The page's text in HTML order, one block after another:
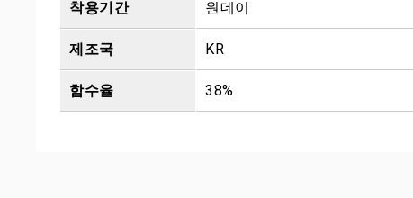
착용기간 원데이
제조국 KR
함수율 38%